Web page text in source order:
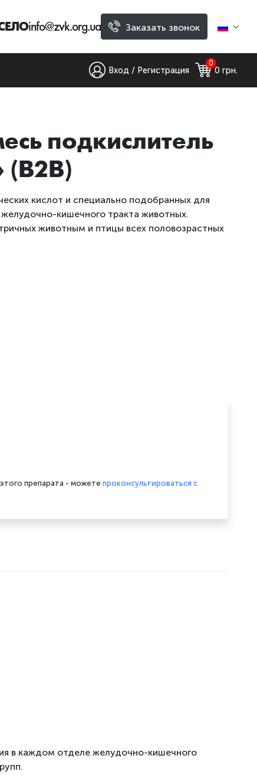
info@zvk.org.ua Заказать звонок
Вход / Регистрация
0
0 грн.
подкислитель
кислот и специально подобранных для
кишечного тракта животных.
животным и птицы всех половозрастных
препарата - можете проконсультироваться с
в каждом отделе желудочно-кишечного